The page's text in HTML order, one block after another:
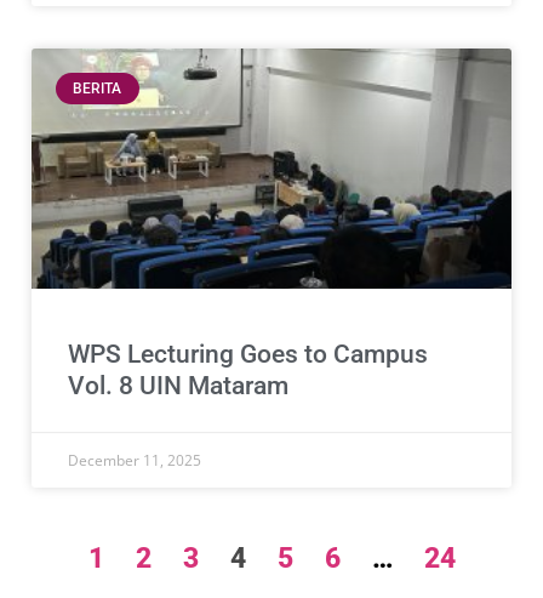
BERITA
WPS Lecturing Goes to Campus
Vol. 8 UIN Mataram
December 11, 2025
1 2 3 4 5 6 … 24